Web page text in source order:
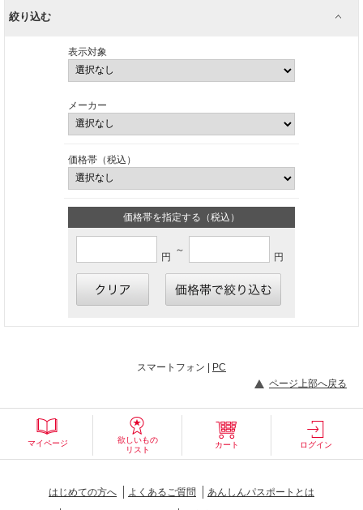
絞り込む
表示対象
メーカー
価格帯（税込）
価格帯を指定する（税込）
円
～
円
スマートフォン | PC
ページ上部へ戻る
マイページ
欲しいもの
リスト
カート ログイン
はじめての方へ よくあるご質問
あんしんパスポートとは